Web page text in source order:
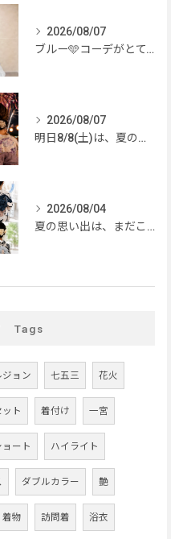
2026/08/07
ブルー🩵コーデがとてもお似合いでした✨
2026/08/07
明日8/8(土)は、夏のイベントがいっぱい🎆
2026/08/04
夏の思い出は、まだこれから。
Tags
ジョン 七五三 花火
ット 着付け 一宮
ョート ハイライト
ダブルカラー 艶
着物 訪問着 浴衣